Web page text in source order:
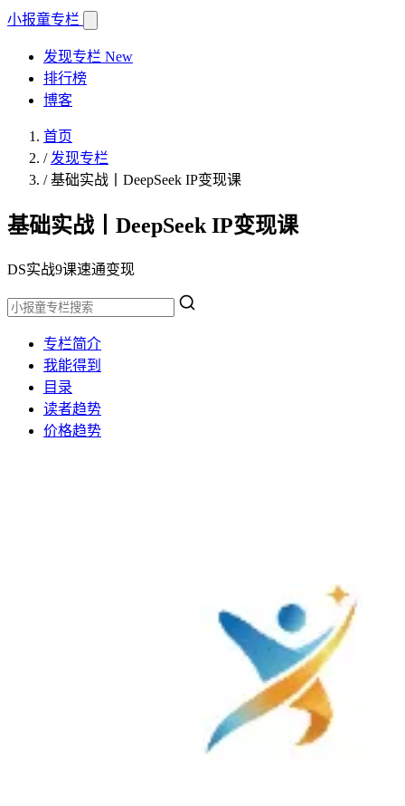
小报童专栏
发现专栏 New
排行榜
博客
首页
/ 发现专栏
/基础实战丨DeepSeek IP变现课
基础实战丨DeepSeek IP变现课
DS实战9课速通变现
专栏简介
我能得到
目录
读者趋势
价格趋势